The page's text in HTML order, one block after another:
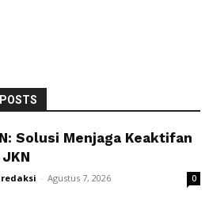
Solusi Menjaga Keaktifan
redaksi - Agustus 7, 2026 0